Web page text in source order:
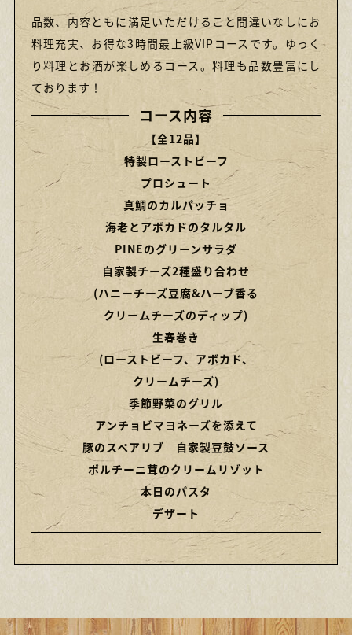
品数、内容ともに満足いただけること間違いなしにお
料理充実、お得な3時間最上級VIPコースです。ゆっく
り料理とお酒が楽しめるコース。料理も品数豊富にし
ております！
コース内容
【全12品】
特製ローストビーフ
プロシュート
真鯛のカルパッチョ
海老とアボカドのタルタル
PINEのグリーンサラダ
自家製チーズ2種盛り合わせ
(ハニーチーズ豆腐&ハーブ香る
クリームチーズのディップ)
生春巻き
(ローストビーフ、アボカド、
クリームチーズ)
季節野菜のグリル
アンチョビマヨネーズを添えて
豚のスペアリブ 自家製豆鼓ソース
ポルチーニ茸のクリームリゾット
本日のパスタ
デザート